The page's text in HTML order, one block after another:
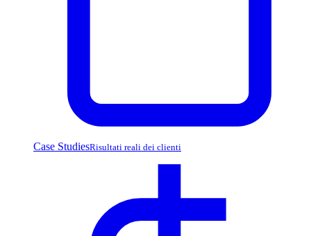
Case StudiesRisultati reali dei clienti